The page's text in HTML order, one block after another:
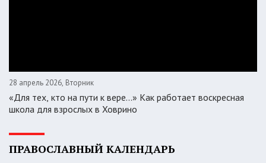
28 апрель 2026, Вторник
«Для тех, кто на пути к вере...» Как работает воскресная
школа для взрослых в Ховрино
ПРАВОСЛАВНЫЙ КАЛЕНДАРЬ